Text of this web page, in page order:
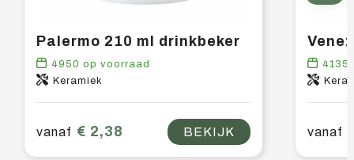
Palermo 210 ml drinkbeker
4950 op voorraad
Keramiek
vanaf € 2,38 BEKIJK
4135
vanaf